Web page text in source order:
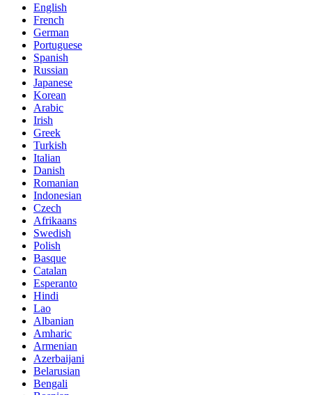
English
French
German
Portuguese
Spanish
Russian
Japanese
Korean
Arabic
Irish
Greek
Turkish
Italian
Danish
Romanian
Indonesian
Czech
Afrikaans
Swedish
Polish
Basque
Catalan
Esperanto
Hindi
Lao
Albanian
Amharic
Armenian
Azerbaijani
Belarusian
Bengali